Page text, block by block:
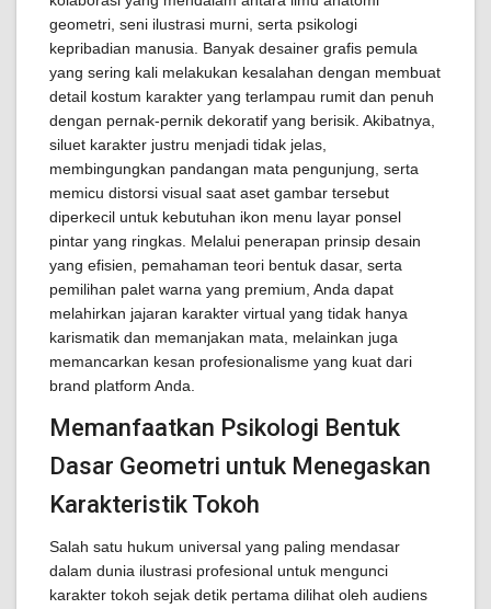
geometri, seni ilustrasi murni, serta psikologi
kepribadian manusia. Banyak desainer grafis pemula
yang sering kali melakukan kesalahan dengan membuat
detail kostum karakter yang terlampau rumit dan penuh
dengan pernak-pernik dekoratif yang berisik. Akibatnya,
siluet karakter justru menjadi tidak jelas,
membingungkan pandangan mata pengunjung, serta
memicu distorsi visual saat aset gambar tersebut
diperkecil untuk kebutuhan ikon menu layar ponsel
pintar yang ringkas. Melalui penerapan prinsip desain
yang efisien, pemahaman teori bentuk dasar, serta
pemilihan palet warna yang premium, Anda dapat
melahirkan jajaran karakter virtual yang tidak hanya
karismatik dan memanjakan mata, melainkan juga
memancarkan kesan profesionalisme yang kuat dari
brand platform Anda.
Memanfaatkan Psikologi Bentuk
Dasar Geometri untuk Menegaskan
Karakteristik Tokoh
Salah satu hukum universal yang paling mendasar
dalam dunia ilustrasi profesional untuk mengunci
karakter tokoh sejak detik pertama dilihat oleh audiens